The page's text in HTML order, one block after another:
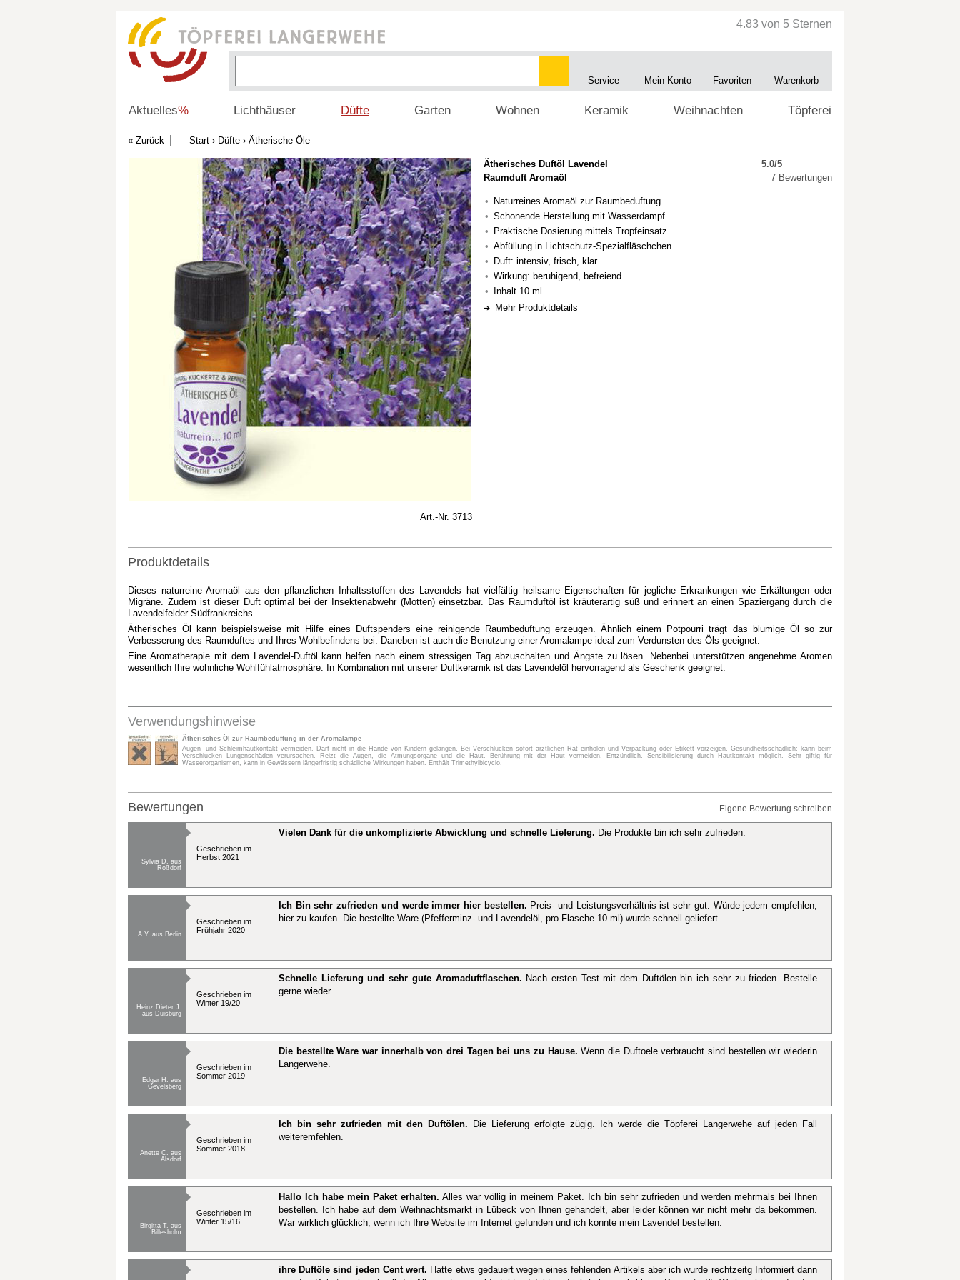
Service Mein Konto Favoriten Warenkorb
Aktuelles% Lichthäuser Düfte Garten Wohnen Keramik Weihnachten Töpferei
Start › Düfte › Ätherische Öle
Art.-Nr. 3713
Ätherisches Duftöl Lavendel
Raumduft Aromaöl
Naturreines Aromaöl zur Raumbeduftung
Schonende Herstellung mit Wasserdampf
Praktische Dosierung mittels Tropfeinsatz
Abfüllung in Lichtschutz-Spezialfläschchen
Duft: intensiv, frisch, klar
Wirkung: beruhigend, befreiend
Inhalt 10 ml
Mehr Produktdetails
5.0/5
7 Bewertungen
Produktdetails
Dieses naturreine Aromaöl aus den pflanzlichen Inhaltsstoffen des Lavendels hat vielfältig heilsame Eigenschaften für jegliche Erkrankungen wie Erkältungen oder
Migräne. Zudem ist dieser Duft optimal bei der Insektenabwehr (Motten) einsetzbar. Das Raumduftöl ist kräuterartig süß und erinnert an einen Spaziergang durch die
Lavendelfelder Südfrankreichs.
Ätherisches Öl kann beispielsweise mit Hilfe eines Duftspenders eine reinigende Raumbeduftung erzeugen. Ähnlich einem Potpourri trägt das blumige Öl so zur
Verbesserung des Raumduftes und Ihres Wohlbefindens bei. Daneben ist auch die Benutzung einer Aromalampe ideal zum Verdunsten des Öls geeignet.
Eine Aromatherapie mit dem Lavendel-Duftöl kann helfen nach einem stressigen Tag abzuschalten und Ängste zu lösen. Nebenbei unterstützen angenehme Aromen
wesentlich Ihre wohnliche Wohlfühlatmosphäre. In Kombination mit unserer Duftkeramik ist das Lavendelöl hervorragend als Geschenk geeignet.
Verwendungshinweise
Ätherisches Öl zur Raumbeduftung in der Aromalampe
Augen- und Schleimhautkontakt vermeiden. Darf nicht in die Hände von Kindern gelangen. Bei Verschlucken sofort ärztlichen Rat einholen und Verpackung oder Etikett vorzeigen. Gesundheitsschädlich: kann beim
Verschlucken Lungenschäden verursachen. Reizt die Augen, die Atmungsorgane und die Haut. Berührung mit der Haut vermeiden. Entzündlich. Sensibilisierung durch Hautkontakt möglich. Sehr giftig für
Wasserorganismen, kann in Gewässern längerfristig schädliche Wirkungen haben. Enthält Trimethylbicyclo.
Bewertungen Eigene Bewertung schreiben
Sylvia D. aus
Roßdorf
Geschrieben im
Herbst 2021
Vielen Dank für die unkomplizierte Abwicklung und schnelle Lieferung. Die Produkte bin ich sehr zufrieden.
A.Y. aus Berlin
Geschrieben im
Frühjahr 2020
Ich Bin sehr zufrieden und werde immer hier bestellen. Preis- und Leistungsverhältnis ist sehr gut. Würde jedem empfehlen,
hier zu kaufen. Die bestellte Ware (Pfefferminz- und Lavendelöl, pro Flasche 10 ml) wurde schnell geliefert.
Heinz Dieter J.
aus Duisburg
Geschrieben im
Winter 19/20
Schnelle Lieferung und sehr gute Aromaduftflaschen. Nach ersten Test mit dem Duftölen bin ich sehr zu frieden. Bestelle
gerne wieder
Edgar H. aus
Gevelsberg
Geschrieben im
Sommer 2019
Die bestellte Ware war innerhalb von drei Tagen bei uns zu Hause. Wenn die Duftoele verbraucht sind bestellen wir wiederin
Langerwehe.
Anette C. aus
Alsdorf
Geschrieben im
Sommer 2018
Ich bin sehr zufrieden mit den Duftölen. Die Lieferung erfolgte zügig. Ich werde die Töpferei Langerwehe auf jeden Fall
weiteremfehlen.
Birgitta T. aus
Billesholm
Geschrieben im
Winter 15/16
Hallo Ich habe mein Paket erhalten. Alles war völlig in meinem Paket. Ich bin sehr zufrieden und werden mehrmals bei Ihnen
bestellen. Ich habe auf dem Weihnachtsmarkt in Lübeck von Ihnen gehandelt, aber leider können wir nicht mehr da bekommen.
War wirklich glücklich, wenn ich Ihre Website im Internet gefunden und ich konnte mein Lavendel bestellen.
ihre Duftöle sind jeden Cent wert. Hatte etws gedauert wegen eines fehlenden Artikels aber ich wurde rechtzeitg Informiert dann